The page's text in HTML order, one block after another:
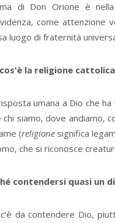
di Don Orione è
come attenzione
luogo di fraternità
cos'è la religione
umana a Dio che
chi siamo, dove andiamo,
(religione significa
che si riconosce
contendersi quasi un
da contendere Dio,